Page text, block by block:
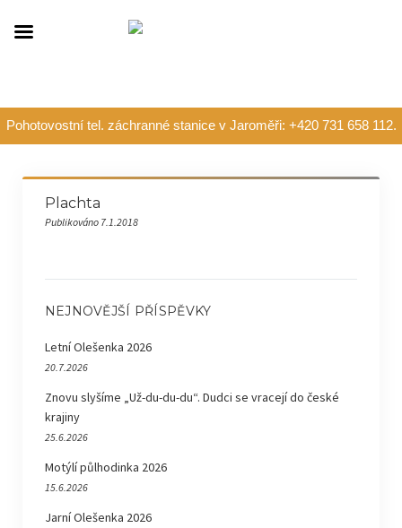
Pohotovostní tel. záchranné stanice v Jaroměři: +420 731 658 112.
Plachta
Publikováno 7.1.2018
NEJNOVĚJŠÍ PŘÍSPĚVKY
Letní Olešenka 2026
20.7.2026
Znovu slyšíme „Už-du-du-du“. Dudci se vracejí do české
krajiny
25.6.2026
Motýlí půlhodinka 2026
15.6.2026
Jarní Olešenka 2026